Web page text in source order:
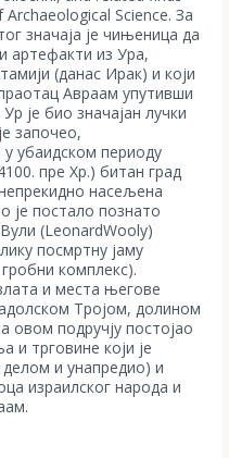
Science. За
значаја је чињеница да
артефакти из Ура,
(данас Ирак) и који
Авраам упутивши
је био значајан лучки
започео,
у убаидском периоду
пре Хр.) битан град
насељена
је постало познато
(LeonardWooly)
посмртну јаму
комплекс).
и места његове
Тројом, долином
овом подручју постојао
и трговине који је
и унапредио) и
израилског народа и